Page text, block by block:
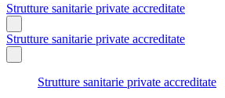
Strutture sanitarie private accreditate
Strutture sanitarie private accreditate
Strutture sanitarie private accreditate